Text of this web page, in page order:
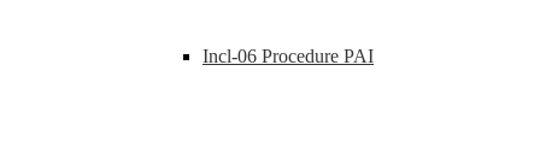
Incl-06 Procedure PAI